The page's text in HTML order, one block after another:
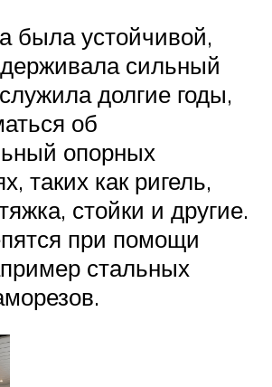
была устойчивой,
сильный
долгие годы,
об
опорных
таких как ригель,
стойки и другие.
при помощи
стальных